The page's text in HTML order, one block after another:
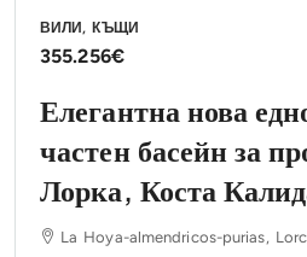
ВИЛИ, КЪЩИ
355.256€
Елегантна нова
частен басейн за
Лорка, Коста
La Hoya-almendricos-purias,